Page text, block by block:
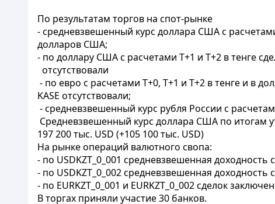
По результатам торгов на спот-рынке
- средневзвешенный курс доллара США с
долларов США;
- по доллару США с расчетами T+1 и T+2 в тенге
отсутствовали
- по евро с расчетами Т+0, T+1 и T+2 в тенге и в
KASE отсутствовали;
- средневзвешенный курс рубля России с
Средневзвешенный курс доллара США по итогам
197 200 тыс. USD (+105 100 тыс. USD)
На рынке операций валютного свопа:
- по USDKZT_0_001 средневзвешенная
- по USDKZT_0_002 средневзвешенная
- по EURKZT_0_001 и EURKZT_0_002 сделок
В торгах приняли участие 30 банков.